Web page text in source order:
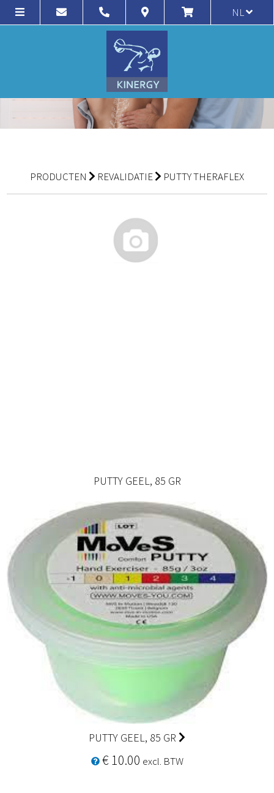
NL
PRODUCTEN REVALIDATIE PUTTY THERAFLEX
PUTTY GEEL, 85 GR
PUTTY GEEL, 85 GR
€ 10.00 excl. BTW